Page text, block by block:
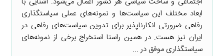
ابعاد مختلف این سیاست‌ها و نمونه‌های عملی سیاستگذاری
رفاهی ضرورتی انکارناپذیر برای تدوین سیاست‌های رفاهی در
ایران نیز هست. در همین راستا استخراج برخی از نمونه‌های
سیاستگذاری موفق در ...